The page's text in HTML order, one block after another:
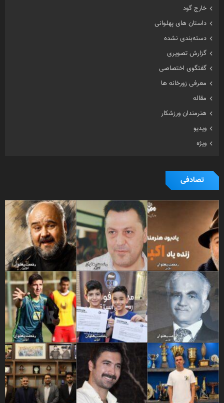
خارج گود
داستان های پهلوانی
دسته‌بندی نشده
گزارش تصویری
گفتگوی اختصاصی
معرفی زورخانه ها
مقاله
هنرمندان ورزشکار
ویدیو
ویژه
تصادفی